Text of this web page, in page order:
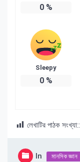
0%
Sleepy
0%
লেখাটির পাঠক সংখ্যা::
In মানসিক জ্ঞান